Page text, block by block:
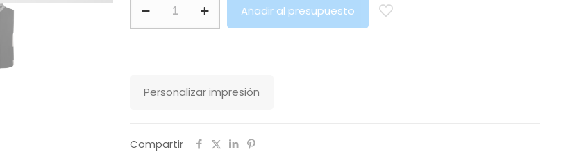
Añadir al presupuesto
Personalizar impresión
Compartir